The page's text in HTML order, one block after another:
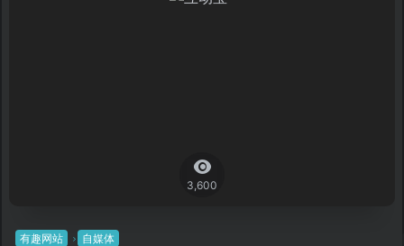
3,600
有趣网站 自媒体